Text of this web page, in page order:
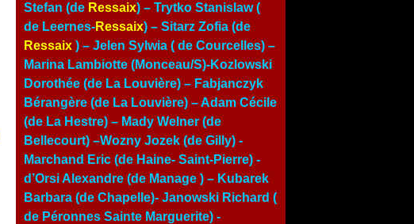
Stefan (de Ressaix) – Trytko Stanislaw (
de Leernes-Ressaix) – Sitarz Zofia (de
Ressaix ) – Jelen Sylwia ( de Courcelles) –
Marina Lambiotte (Monceau/S)-Kozlowski
Dorothée (de La Louvière) – Fabjanczyk
Bérangère (de La Louvière) – Adam Cécile
(de La Hestre) – Mady Welner (de
Bellecourt) –Wozny Jozek (de Gilly) -
Marchand Eric (de Haine- Saint-Pierre) -
d’Orsi Alexandre (de Manage ) – Kubarek
Barbara (de Chapelle)- Janowski Richard (
de Péronnes Sainte Marguerite) -